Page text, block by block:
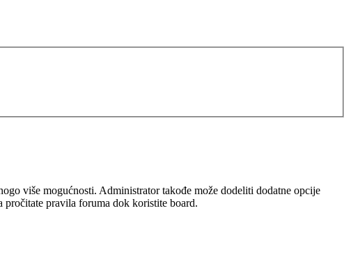
više mogućnosti. Administrator takođe može dodeliti dodatne opcije
pročitate pravila foruma dok koristite board.